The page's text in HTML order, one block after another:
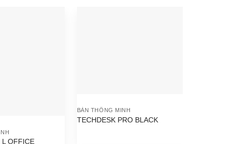
L OFFICE
BÀN THÔNG MINH
TECHDESK PRO BLACK